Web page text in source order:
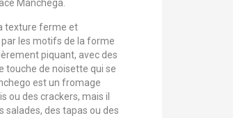
Manchega.
texture ferme et
les motifs de la forme
piquant, avec des
touche de noisette qui se
est un fromage
ou des crackers, mais il
des tapas ou des